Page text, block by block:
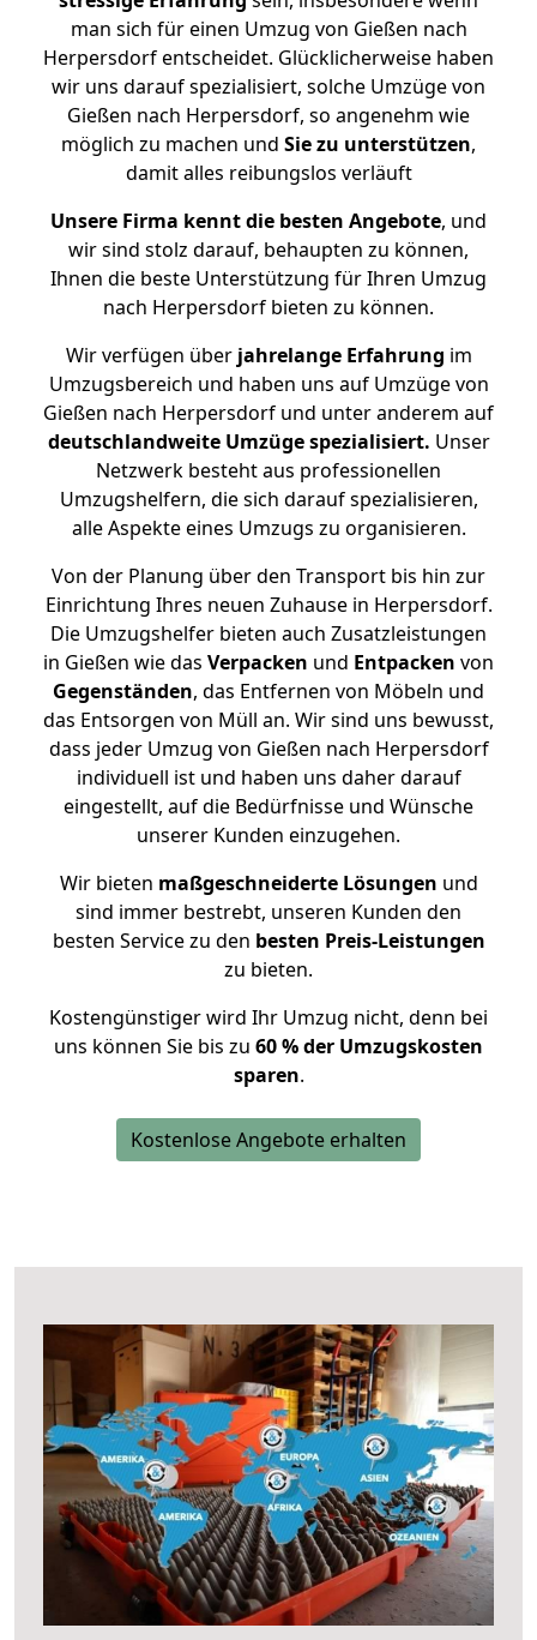
man sich für einen Umzug von Gießen nach
Herpersdorf entscheidet. Glücklicherweise haben
wir uns darauf spezialisiert, solche Umzüge von
Gießen nach Herpersdorf, so angenehm wie
möglich zu machen und Sie zu unterstützen,
damit alles reibungslos verläuft
Unsere Firma kennt die besten Angebote, und
wir sind stolz darauf, behaupten zu können,
Ihnen die beste Unterstützung für Ihren Umzug
nach Herpersdorf bieten zu können.
Wir verfügen überjahrelange Erfahrung im
Umzugsbereich und haben uns auf Umzüge von
Gießen nach Herpersdorf und unter anderem auf
deutschlandweite Umzüge spezialisiert. Unser
Netzwerk besteht aus professionellen
Umzugshelfern, die sich darauf spezialisieren,
alle Aspekte eines Umzugs zu organisieren.
Von der Planung über den Transport bis hin zur
Einrichtung Ihres neuen Zuhause in Herpersdorf.
Die Umzugshelfer bieten auch Zusatzleistungen
in Gießen wie das Verpacken und Entpacken von
Gegenständen, das Entfernen von Möbeln und
das Entsorgen von Müll an. Wir sind uns bewusst,
dass jeder Umzug von Gießen nach Herpersdorf
individuell ist und haben uns daher darauf
eingestellt, auf die Bedürfnisse und Wünsche
unserer Kunden einzugehen.
Wir bieten maßgeschneiderte Lösungen und
sind immer bestrebt, unseren Kunden den
besten Service zu den besten Preis-Leistungen
zu bieten.
Kostengünstiger wird Ihr Umzug nicht, denn bei
uns können Sie bis zu 60 % der Umzugskosten
sparen.
Kostenlose Angebote erhalten